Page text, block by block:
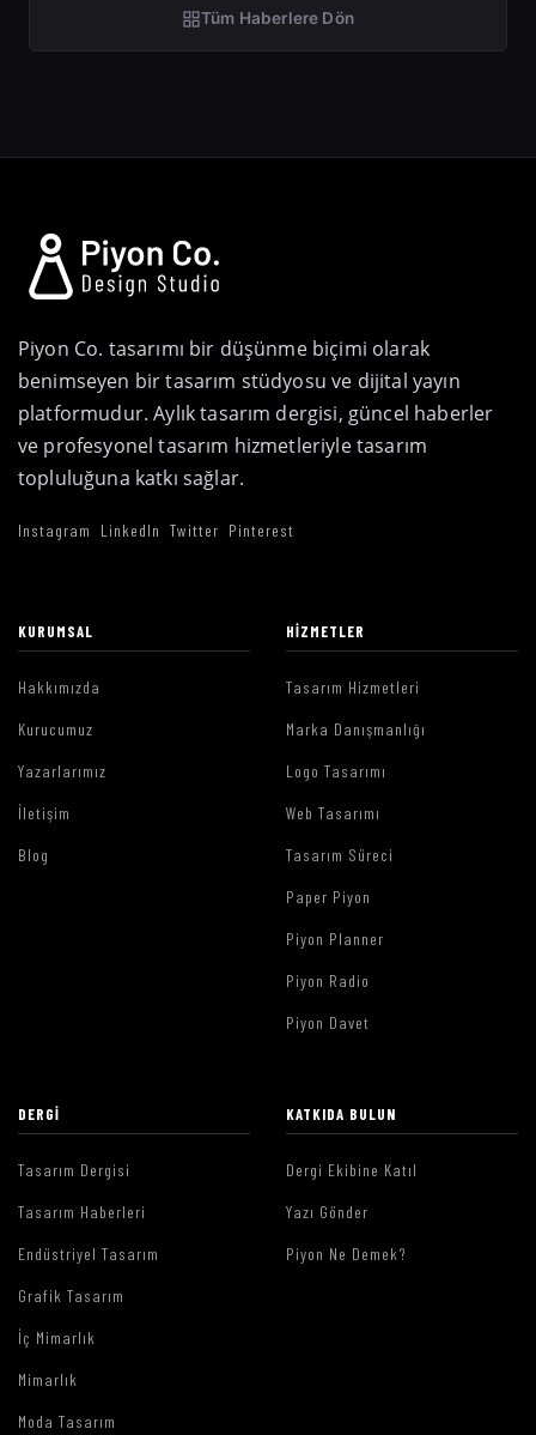
Tüm Haberlere Dön
Piyon Co. tasarımı bir düşünme biçimi olarak
benimseyen bir tasarım stüdyosu ve dijital yayın
platformudur. Aylık tasarım dergisi, güncel haberler
ve profesyonel tasarım hizmetleriyle tasarım
topluluğuna katkı sağlar.
Instagram LinkedIn Twitter Pinterest
KURUMSAL
Hakkımızda
Kurucumuz
Yazarlarımız
İletişim
Blog
HIZMETLER
Tasarım Hizmetleri
Marka Danışmanlığı
Logo Tasarımı
Web Tasarımı
Tasarım Süreci
Paper Piyon
Piyon Planner
Piyon Radio
Piyon Davet
DERGI
Tasarım Dergisi
Tasarım Haberleri
Endüstriyel Tasarım
Grafik Tasarım
İç Mimarlık
Mimarlık
Moda Tasarım
KATKIDA BULUN
Dergi Ekibine Katıl
Yazı Gönder
Piyon Ne Demek?